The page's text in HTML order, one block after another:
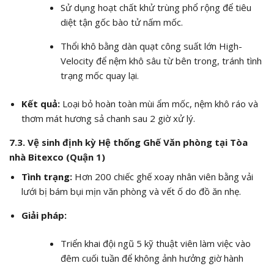
Sử dụng hoạt chất khử trùng phổ rộng để tiêu
diệt tận gốc bào tử nấm mốc.
Thổi khô bằng dàn quạt công suất lớn High-
Velocity để nệm khô sâu từ bên trong, tránh tình
trạng mốc quay lại.
Kết quả:Loại bỏ hoàn toàn mùi ẩm mốc, nệm khô ráo và
thơm mát hương sả chanh sau 2 giờ xử lý.
7.3. Vệ sinh định kỳ Hệ thống Ghế Văn phòng tại Tòa
nhà Bitexco (Quận 1)
Tình trạng:Hơn 200 chiếc ghế xoay nhân viên bằng vải
lưới bị bám bụi mịn văn phòng và vết ố do đồ ăn nhẹ.
Giải pháp:
Triển khai đội ngũ 5 kỹ thuật viên làm việc vào
đêm cuối tuần để không ảnh hưởng giờ hành